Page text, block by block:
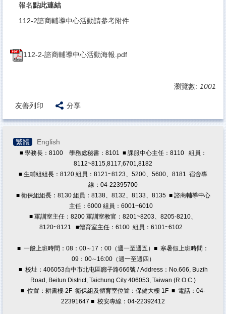
報名點此連結
112-2諮商輔導中心活動請參考附件
112-2-諮商輔導中心活動海報.pdf
瀏覽數: 1001
友善列印 分享
繁體 English
■ 學務長：8100 學務處秘書：8101 ■ 課服中心主任：8110 組員：
8112~8115,8117,6701,8182
■ 生輔組組長：8120 組員：8121~8123、5200、5600、8181 宿舍專
線：04-22395700
■ 衛保組組長：8130 組員：8138、8132、8133、8135 ■ 諮商輔導中心
主任：6000 組員：6001~6010
■ 軍訓室主任：8200 軍訓室教官：8201~8203、8205-8210、
8120~8121
■體育室主任：6100 組員：6101~6102
■ 一般上班時間：08：00∼17：00（週一至週五）■ 寒暑假上班時間：
09：00∼16:00（週一至週四）
■ 校址：406053台中市北屯區廍子路666號 / Address：No.666, Buzih
Road, Beitun District, Taichung City 406053, Taiwan (R.O.C.)
■ 位置：耕書樓 2F 衛保組及體育室位置：保健大樓 1F ■ 電話：04-
22391647 ■ 校安專線：04-22392412